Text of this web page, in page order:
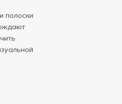
полоски